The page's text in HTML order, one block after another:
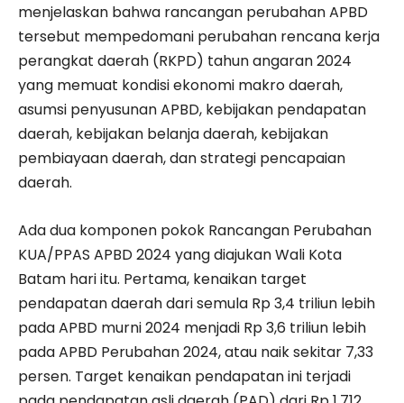
menjelaskan bahwa rancangan perubahan APBD
tersebut mempedomani perubahan rencana kerja
perangkat daerah (RKPD) tahun angaran 2024
yang memuat kondisi ekonomi makro daerah,
asumsi penyusunan APBD, kebijakan pendapatan
daerah, kebijakan belanja daerah, kebijakan
pembiayaan daerah, dan strategi pencapaian
daerah.
Ada dua komponen pokok Rancangan Perubahan
KUA/PPAS APBD 2024 yang diajukan Wali Kota
Batam hari itu. Pertama, kenaikan target
pendapatan daerah dari semula Rp 3,4 triliun lebih
pada APBD murni 2024 menjadi Rp 3,6 triliun lebih
pada APBD Perubahan 2024, atau naik sekitar 7,33
persen. Target kenaikan pendapatan ini terjadi